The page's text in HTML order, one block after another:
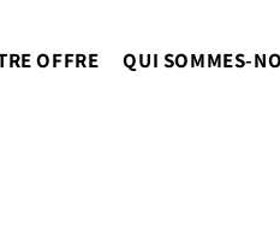
OFFRE QUI SOMMES-